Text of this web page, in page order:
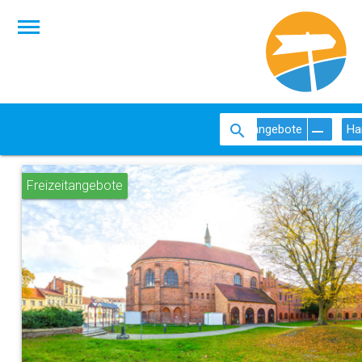
Freizeitangebote
Freizeitangebote